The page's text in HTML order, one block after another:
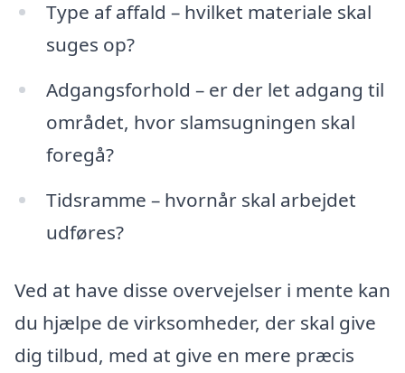
Type af affald – hvilket materiale skal
suges op?
Adgangsforhold – er der let adgang til
området, hvor slamsugningen skal
foregå?
Tidsramme – hvornår skal arbejdet
udføres?
Ved at have disse overvejelser i mente kan
du hjælpe de virksomheder, der skal give
dig tilbud, med at give en mere præcis